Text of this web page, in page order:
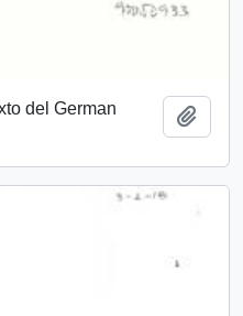
del German